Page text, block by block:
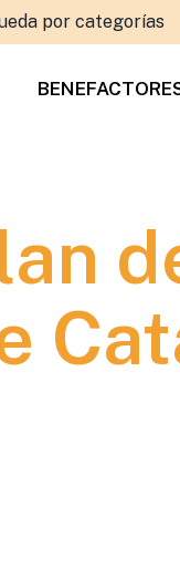
por categorías